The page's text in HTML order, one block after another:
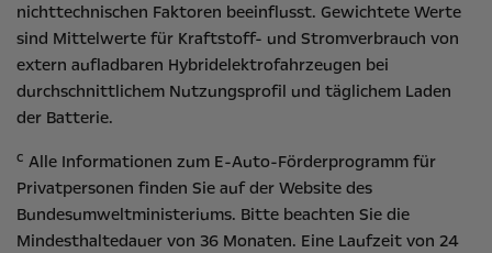
nichttechnischen Faktoren beeinflusst. Gewichtete Werte
sind Mittelwerte für Kraftstoff- und Stromverbrauch von
extern aufladbaren Hybridelektrofahrzeugen bei
durchschnittlichem Nutzungsprofil und täglichem Laden
der Batterie.
c Alle Informationen zum E-Auto-Förderprogramm für
Privatpersonen finden Sie auf der Website des
Bundesumweltministeriums. Bitte beachten Sie die
Mindesthaltedauer von 36 Monaten. Eine Laufzeit von 24